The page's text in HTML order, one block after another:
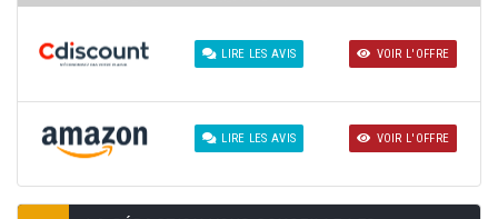
LIRE LES AVIS VOIR L'OFFRE
LIRE LES AVIS VOIR L'OFFRE